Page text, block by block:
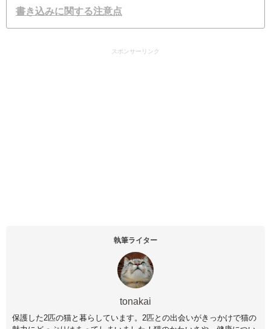
書き込みに関する注意点
スポンサーリンク
執筆ライター
tonakai
保護した2匹の猫と暮らしています。2匹との出会いがきっかけで猫の